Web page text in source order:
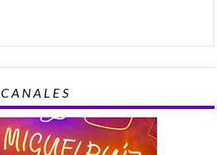
CANALES